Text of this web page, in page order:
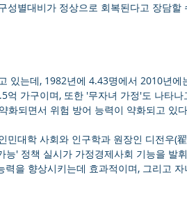
성별대비가 정상으로 회복된다고 장담할
있는데, 1982년에 4.43명에서 2010년에
억 가구이며, 또한 '무자녀 가정'도 나타
화되면서 위험 방어 능력이 약화되고 있
민대학 사회와 인구학과 원장인 디전우(
능' 정책 실시가 가정경제사회 기능을 발
을 향상시키는데 효과적이며, 그리고